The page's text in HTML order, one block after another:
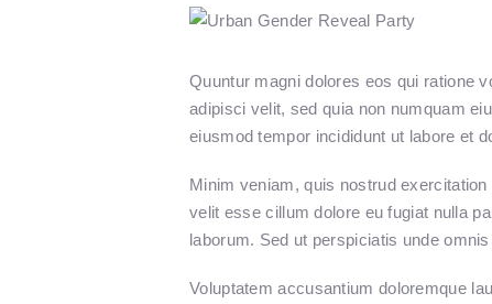
Quuntur magni dolores eos qui ratione
adipisci velit, sed quia non numquam
eiusmod tempor incididunt ut labore et
Minim veniam, quis nostrud
velit esse cillum dolore eu fugiat nulla
laborum. Sed ut perspiciatis unde
Voluptatem accusantium doloremque